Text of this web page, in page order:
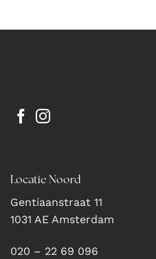
Locatie Noord
Gentiaanstraat 11
1031 AE Amsterdam
020 – 22 69 096